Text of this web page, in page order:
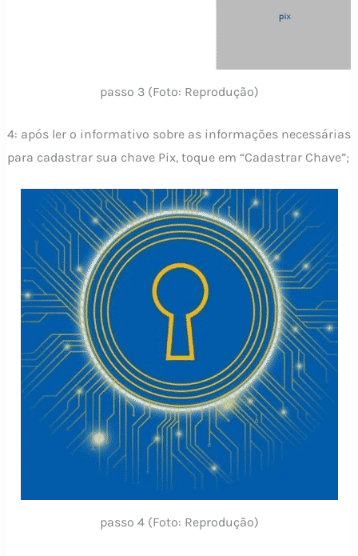
passo 3 (Foto: Reprodução)
4: após ler o informativo sobre as informações necessárias
para cadastrar sua chave Pix, toque em “Cadastrar Chave”;
passo 4 (Foto: Reprodução)